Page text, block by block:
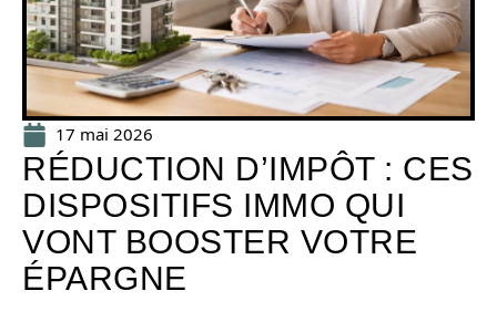
17 mai 2026
RÉDUCTION D’IMPÔT : CES
DISPOSITIFS IMMO QUI
VONT BOOSTER VOTRE
ÉPARGNE